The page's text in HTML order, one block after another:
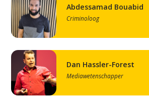
Abdessamad Bouabid
Criminoloog
Dan Hassler-Forest
Mediawetenschapper